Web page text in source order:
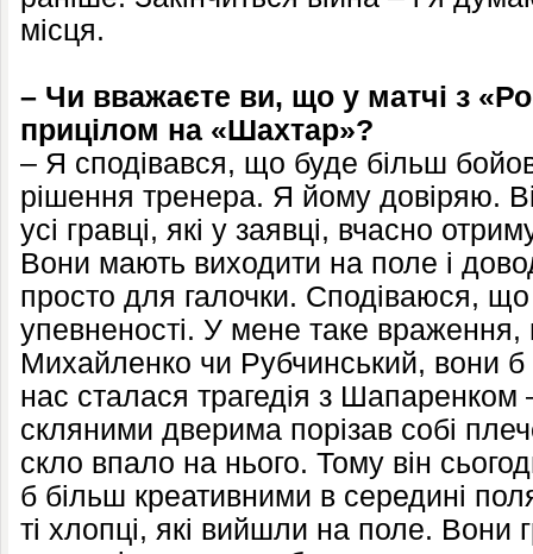
місця.
– Чи вважаєте ви, що у матчі з
прицілом на «Шахтар»?
– Я сподівався, що буде більш
рішення тренера. Я йому довіряю.
усі гравці, які у заявці, вчасно
Вони мають виходити на поле і
просто для галочки. Сподіваюся,
упевненості. У мене таке враження,
Михайленко чи Рубчинський, вони б
нас сталася трагедія з Шапаренком
скляними дверима порізав собі
скло впало на нього. Тому він
б більш креативними в середині
ті хлопці, які вийшли на поле. Вони